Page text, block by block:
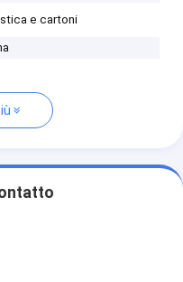
e cartoni